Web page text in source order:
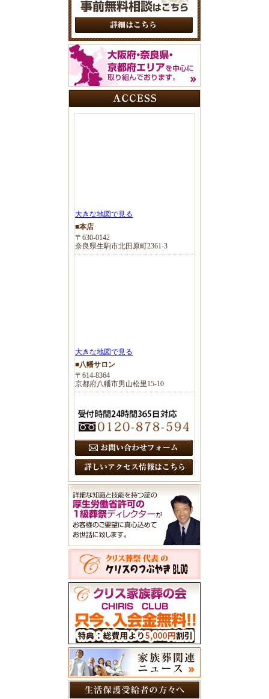
大きな地図で見る
■本店
〒630-0142
奈良県生駒市北田原町2361-3
大きな地図で見る
■八幡サロン
〒614-8364
京都府八幡市男山松里15-10